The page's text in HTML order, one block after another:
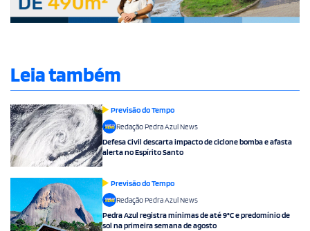
Leia também
Previsão do Tempo
Redação Pedra Azul News
Defesa Civil descarta impacto de ciclone bomba e afasta
alerta no Espírito Santo
Previsão do Tempo
Redação Pedra Azul News
Pedra Azul registra mínimas de até 9°C e predomínio de
sol na primeira semana de agosto